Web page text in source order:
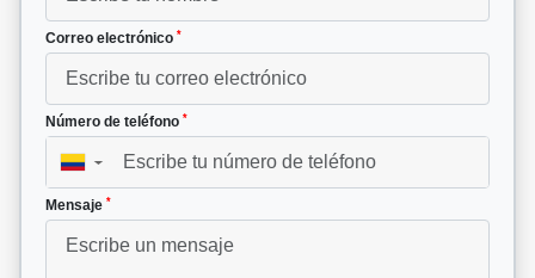
Correo electrónico *
Número de teléfono *
▼
Mensaje *